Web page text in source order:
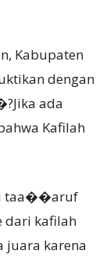
Kabupaten
dengan
ada
Kafilah
taa��aruf
dari kafilah
juara karena